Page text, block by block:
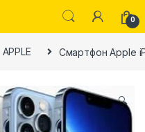
0
APPLE Смартфон Apple
🔍